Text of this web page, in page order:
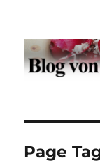
Der
Page